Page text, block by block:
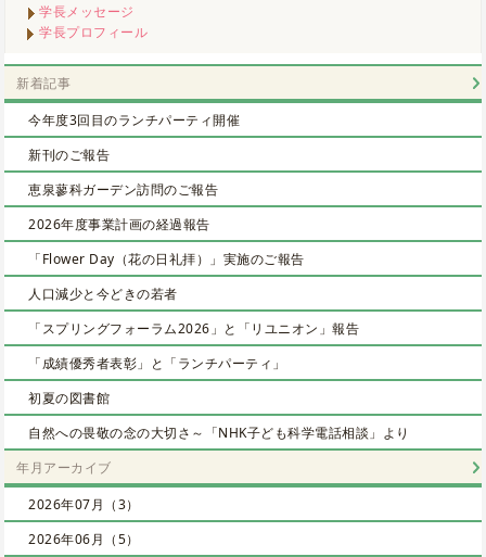
学長メッセージ
学長プロフィール
新着記事
今年度3回目のランチパーティ開催
新刊のご報告
恵泉蓼科ガーデン訪問のご報告
2026年度事業計画の経過報告
「Flower Day（花の日礼拝）」実施のご報告
人口減少と今どきの若者
「スプリングフォーラム2026」と「リユニオン」報告
「成績優秀者表彰」と「ランチパーティ」
初夏の図書館
自然への畏敬の念の大切さ～「NHK子ども科学電話相談」より
年月アーカイブ
2026年07月（3）
2026年06月（5）